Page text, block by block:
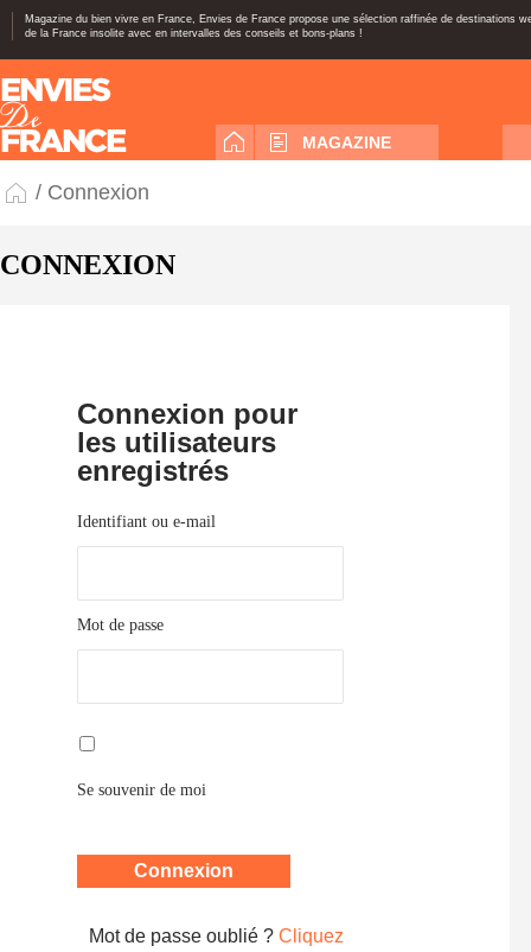
Magazine du bien vivre en France, Envies de France propose une sélection raffinée de destinations
de la France insolite avec en intervalles des conseils et bons-plans !
MAGAZINE
/ Connexion
CONNEXION
Connexion pour
les utilisateurs
enregistrés
Identifiant ou e-mail
Mot de passe
Se souvenir de moi
Mot de passe oublié ? Cliquez